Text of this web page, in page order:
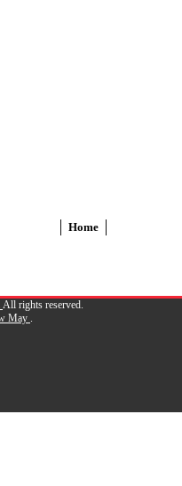
Home
All rights reserved.
May .